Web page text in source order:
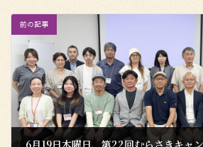
前の記事